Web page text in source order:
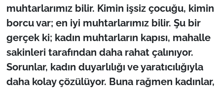
muhtarlarımız bilir. Kimin işsiz çocuğu, kimin
borcu var; en iyi muhtarlarımız bilir. Şu bir
gerçek ki; kadın muhtarların kapısı, mahalle
sakinleri tarafından daha rahat çalınıyor.
Sorunlar, kadın duyarlılığı ve yaratıcılığıyla
daha kolay çözülüyor. Buna rağmen kadınlar,